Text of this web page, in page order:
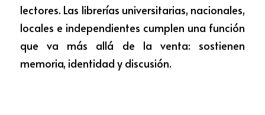
lectores. Las librerías universitarias, nacionales,
locales e independientes cumplen una función
que va más allá de la venta: sostienen
memoria, identidad y discusión.